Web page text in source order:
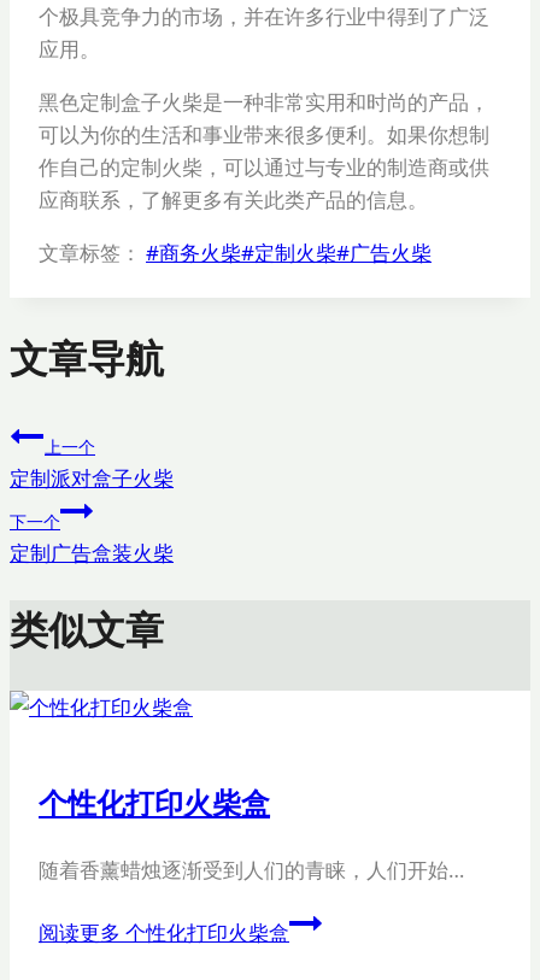
个极具竞争力的市场，并在许多行业中得到了广泛
应用。
黑色定制盒子火柴是一种非常实用和时尚的产品，
可以为你的生活和事业带来很多便利。如果你想制
作自己的定制火柴，可以通过与专业的制造商或供
应商联系，了解更多有关此类产品的信息。
文章标签： #商务火柴#定制火柴#广告火柴
文章导航
上一个
定制派对盒子火柴
下一个
定制广告盒装火柴
类似文章
个性化打印火柴盒
随着香薰蜡烛逐渐受到人们的青睐，人们开始…
阅读更多 个性化打印火柴盒